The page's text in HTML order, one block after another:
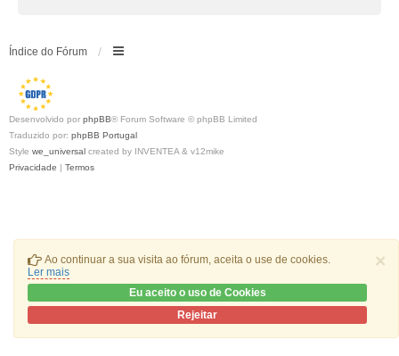
×
Ao continuar a sua visita ao fórum, aceita o use de cookies.
Ler mais
Eu aceito o uso de Cookies
Rejeitar
Índice do Fórum
Desenvolvido por phpBB® Forum Software © phpBB Limited
Traduzido por: phpBB Portugal
Style we_universal created by INVENTEA & v12mike
Privacidade | Termos